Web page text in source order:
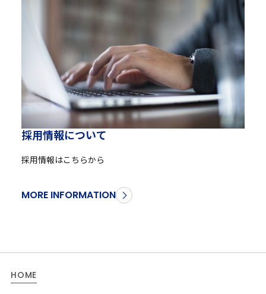
採用情報について
採用情報はこちらから
MORE INFORMATION
HOME